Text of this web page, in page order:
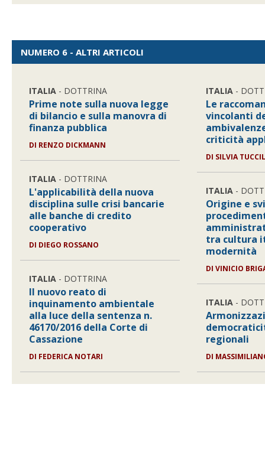
NUMERO 6 - ALTRI ARTICOLI
ITALIA - DOTTRINA
Prime note sulla nuova legge
di bilancio e sulla manovra di
finanza pubblica
DI RENZO DICKMANN
ITALIA - DOTTRINA
L'applicabilità della nuova
disciplina sulle crisi bancarie
alle banche di credito
cooperativo
DI DIEGO ROSSANO
ITALIA - DOTTRINA
Il nuovo reato di
inquinamento ambientale
alla luce della sentenza n.
46170/2016 della Corte di
Cassazione
DI FEDERICA NOTARI
ITALIA -
Le
vincolanti
criticità
DI SILVIA
ITALIA -
Origine e
tra cultura
modernità
DIVINICIO
ITALIA -
regionali
DI